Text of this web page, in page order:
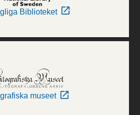
Biblioteket
museet